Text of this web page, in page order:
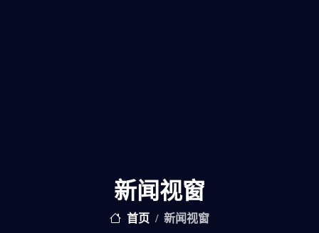
新闻视窗
首页 新闻视窗